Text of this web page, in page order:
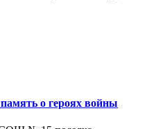
о героях войны